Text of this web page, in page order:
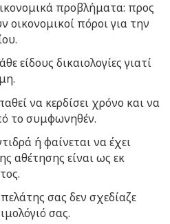
προβλήματα: προς
πόροι για την
είδους δικαιολογίες γιατί
να κερδίσει χρόνο και να
το συμφωνηθέν.
ή φαίνεται να έχει
αθέτησης είναι ως εκ
σας δεν σχεδίαζε
σας.